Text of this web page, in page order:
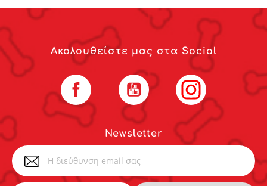
Newsletter
Ακολουθείστε μας στα Social
Facebook YouTube Instagram